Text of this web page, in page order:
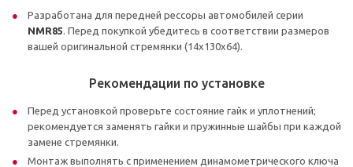
Разработана для передней рессоры автомобилей серии
NMR85. Перед покупкой убедитесь в соответствии размеров
вашей оригинальной стремянки (14х130х64).
Рекомендации по установке
Перед установкой проверьте состояние гайк и уплотнений;
рекомендуется заменять гайки и пружинные шайбы при каждой
замене стремянки.
Монтаж выполнять с применением динамометрического ключа